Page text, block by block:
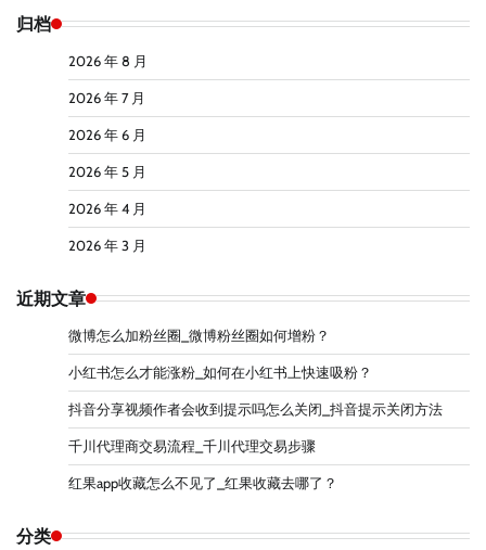
归档
2026 年 8 月
2026 年 7 月
2026 年 6 月
2026 年 5 月
2026 年 4 月
2026 年 3 月
近期文章
微博怎么加粉丝圈_微博粉丝圈如何增粉？
小红书怎么才能涨粉_如何在小红书上快速吸粉？
抖音分享视频作者会收到提示吗怎么关闭_抖音提示关闭方法
千川代理商交易流程_千川代理交易步骤
红果app收藏怎么不见了_红果收藏去哪了？
分类